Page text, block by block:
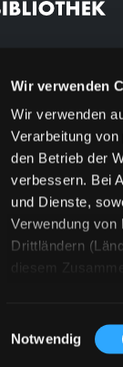
Wir verwenden
Wir verwenden
Verarbeitung
den Betrieb der
verbessern. Bei
und Dienste,
Verwendung von
Drittländern
diesem
„Details zeigen“
Technologien.
Notwendig
Feedback
Kontakt
Über uns
Jobs
FAQs